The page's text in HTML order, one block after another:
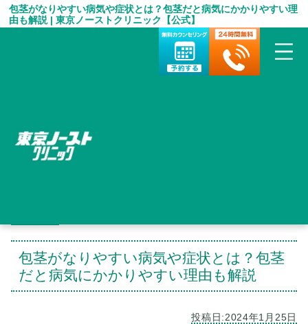
包茎がなりやすい病気や症状とは？包茎だと病気にかかりやすい理
由も解説 | 東京ノーストクリニック【公式】
包茎がなりやすい病気や症状とは？包茎
だと病気にかかりやすい理由も解説